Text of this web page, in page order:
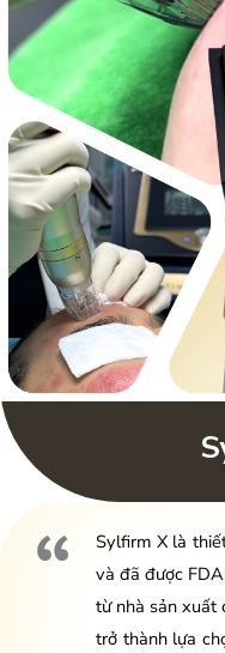
Sylfirm X là
và đã được
từ nhà sản xuất
trở thành lựa